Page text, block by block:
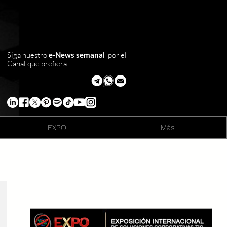
Siga nuestroe-News semanal por el
Canal que prefiera:
EXPO Más...